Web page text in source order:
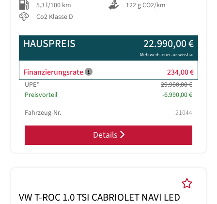
5,3 l/100 km
122 g CO2/km
Co2 Klasse D
UPE*
29.980,00 €
Preisvorteil
-6.990,00 €
HAUSPREIS 22.990,00 €
Mehrwertsteuer ausweisbar
Finanzierungsrate 234,00 €
Fahrzeug-Nr. 21044
Details
VW T-ROC 1.0 TSI CABRIOLET NAVI LED